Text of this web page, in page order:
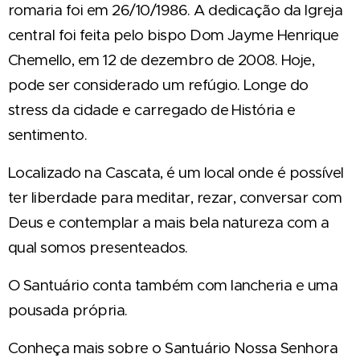
romaria foi em 26/10/1986. A dedicação da Igreja
central foi feita pelo bispo Dom Jayme Henrique
Chemello, em 12 de dezembro de 2008. Hoje,
pode ser considerado um refúgio. Longe do
stress da cidade e carregado de História e
sentimento.
Localizado na Cascata, é um local onde é possível
ter liberdade para meditar, rezar, conversar com
Deus e contemplar a mais bela natureza com a
qual somos presenteados.
O Santuário conta também com lancheria e uma
pousada própria.
Conheça mais sobre o Santuário Nossa Senhora